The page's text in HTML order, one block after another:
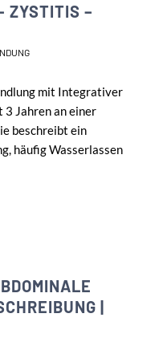
ZYSTITIS –
mit Integrativer
Jahren an einer
beschreibt ein
häufig Wasserlassen
|